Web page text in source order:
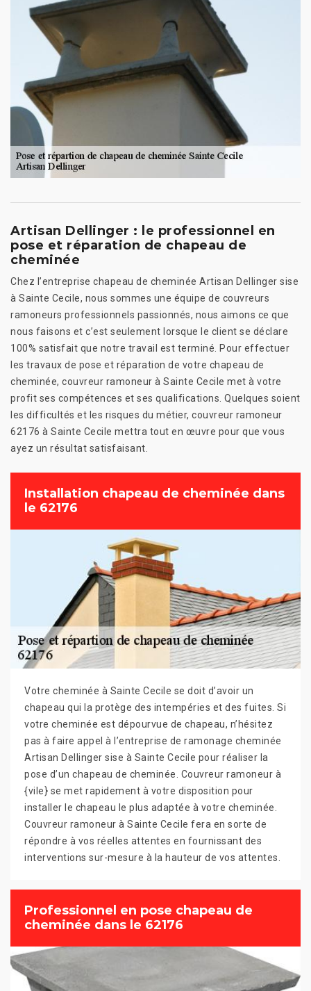
Artisan Dellinger : le professionnel en
pose et réparation de chapeau de
cheminée
Chez l’entreprise chapeau de cheminée Artisan Dellinger sise
à Sainte Cecile, nous sommes une équipe de couvreurs
ramoneurs professionnels passionnés, nous aimons ce que
nous faisons et c’est seulement lorsque le client se déclare
100% satisfait que notre travail est terminé. Pour effectuer
les travaux de pose et réparation de votre chapeau de
cheminée, couvreur ramoneur à Sainte Cecile met à votre
profit ses compétences et ses qualifications. Quelques soient
les difficultés et les risques du métier, couvreur ramoneur
62176 à Sainte Cecile mettra tout en œuvre pour que vous
ayez un résultat satisfaisant.
Installation chapeau de cheminée dans
le 62176
Votre cheminée à Sainte Cecile se doit d’avoir un
chapeau qui la protège des intempéries et des fuites. Si
votre cheminée est dépourvue de chapeau, n’hésitez
pas à faire appel à l’entreprise de ramonage cheminée
Artisan Dellinger sise à Sainte Cecile pour réaliser la
pose d’un chapeau de cheminée. Couvreur ramoneur à
{vile} se met rapidement à votre disposition pour
installer le chapeau le plus adaptée à votre cheminée.
Couvreur ramoneur à Sainte Cecile fera en sorte de
répondre à vos réelles attentes en fournissant des
interventions sur-mesure à la hauteur de vos attentes.
Professionnel en pose chapeau de
cheminée dans le 62176